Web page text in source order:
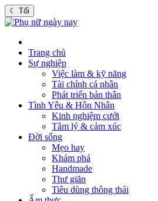
☾ Tối
Trang chủ
Sự nghiệp
Việc làm & kỹ năng
Tài chính cá nhân
Phát triển bản thân
Tình Yêu & Hôn Nhân
Kinh nghiệm cưới
Tâm lý & cảm xúc
Đời sống
Mẹo hay
Khám phá
Handmade
Thư giãn
Tiêu dùng thông thái